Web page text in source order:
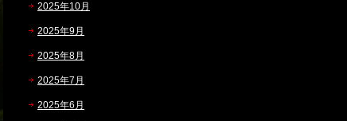
2025年10月
2025年9月
2025年8月
2025年7月
2025年6月